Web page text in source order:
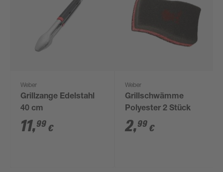
Weber
Grillzange Edelstahl
40 cm
11,99 €
Weber
Grillschwämme
Polyester 2 Stück
2,99 €